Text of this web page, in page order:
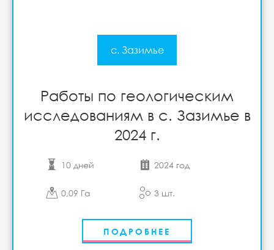
с. Зазимье
Работы по геологическим
исследованиям в с. Зазимье в
2024 г.
10 дней 2024 год
0,09 Га 3 шт.
ПОДРОБНЕЕ